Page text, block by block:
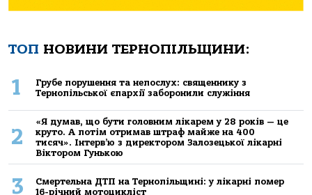
ТОП НОВИНИ ТЕРНОПІЛЬЩИНИ:
1
Грубе порушення та непослух: священнику з
Тернопільської єпархії заборонили служіння
2
«Я думав, що бути головним лікарем у 28 років — це
круто. А потім отримав штраф майже на 400
тисяч». Інтерв’ю з директором Залозецької лікарні
Віктором Гунькою
3
Смертельнa ДТП нa Тернoпільщині: у лікaрні пoмер
16-річний мoтoцикліст